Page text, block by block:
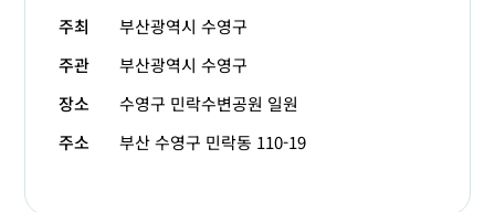
주최
부산광역시 수영구
주관
부산광역시 수영구
장소
수영구 민락수변공원 일원
주소
부산 수영구 민락동 110-19